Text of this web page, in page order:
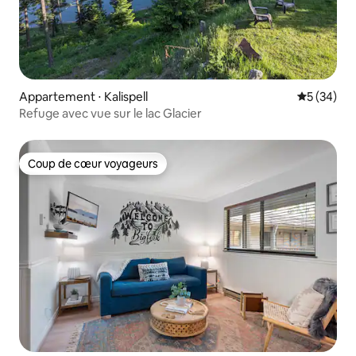
Appartement ⋅ Kalispell
5 (34)
Refuge avec vue sur le lac Glacier
Coup de cœur voyageurs
Coup de cœur voyageurs